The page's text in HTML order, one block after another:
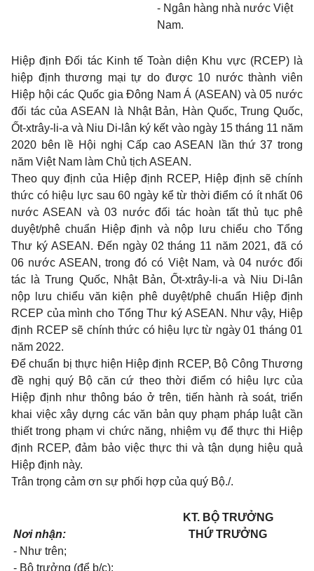
- Ngân hàng nhà nước Việt
Nam.
Hiệp định Đối tác Kinh tế Toàn diện Khu vực (RCEP) là
hiệp định thương mại tự do được 10 nước thành viên
Hiệp hội các Quốc gia Đông Nam Á (ASEAN) và 05 nước
đối tác của ASEAN là Nhật Bản, Hàn Quốc, Trung Quốc,
Ốt-xtrây-li-a và Niu Di-lân ký kết vào ngày 15 tháng 11 năm
2020 bên lề Hội nghị Cấp cao ASEAN lần thứ 37 trong
năm Việt Nam làm Chủ tịch ASEAN.
Theo quy định của Hiệp định RCEP, Hiệp định sẽ chính
thức có hiệu lực sau 60 ngày kể từ thời điểm có ít nhất 06
nước ASEAN và 03 nước đối tác hoàn tất thủ tục phê
duyệt/phê chuẩn Hiệp định và nộp lưu chiểu cho Tổng
Thư ký ASEAN. Đến ngày 02 tháng 11 năm 2021, đã có
06 nước ASEAN, trong đó có Việt Nam, và 04 nước đối
tác là Trung Quốc, Nhật Bản, Ốt-xtrây-li-a và Niu Di-lân
nộp lưu chiểu văn kiện phê duyệt/phê chuẩn Hiệp định
RCEP của mình cho Tổng Thư ký ASEAN. Như vậy, Hiệp
định RCEP sẽ chính thức có hiệu lực từ ngày 01 tháng 01
năm 2022.
Để chuẩn bị thực hiện Hiệp định RCEP, Bộ Công Thương
đề nghị quý Bộ căn cứ theo thời điểm có hiệu lực của
Hiệp định như thông báo ở trên, tiến hành rà soát, triển
khai việc xây dựng các văn bản quy phạm pháp luật cần
thiết trong phạm vi chức năng, nhiệm vụ để thực thi Hiệp
định RCEP, đảm bảo việc thực thi và tận dụng hiệu quả
Hiệp định này.
Trân trọng cảm ơn sự phối hợp của quý Bộ./.
Nơi nhận:
- Như trên;
- Bộ trưởng (để b/c);
KT. BỘ TRƯỞNG
THỨ TRƯỞNG